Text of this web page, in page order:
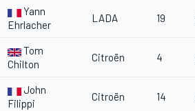
Yann
Ehrlacher
LADA 19
Tom
Chilton
Citroën 4
John
Filippi
Citroën 14